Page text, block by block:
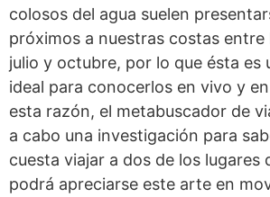
colosos del agua suelen
próximos a nuestras costas entre
julio y octubre, por lo que ésta es
ideal para conocerlos en vivo y
esta razón, el metabuscador de
a cabo una investigación para
cuesta viajar a dos de los lugares
podrá apreciarse este arte en